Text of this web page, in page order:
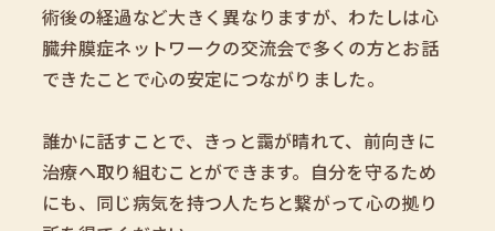
術後の経過など大きく異なりますが、わたしは心
臓弁膜症ネットワークの交流会で多くの方とお話
できたことで心の安定につながりました。
誰かに話すことで、きっと靄が晴れて、前向きに
治療へ取り組むことができます。自分を守るため
にも、同じ病気を持つ人たちと繋がって心の拠り